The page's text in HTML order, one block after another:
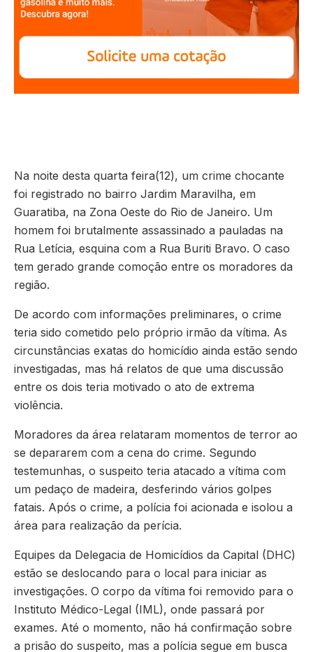
Na noite desta quarta feira(12), um crime chocante
foi registrado no bairro Jardim Maravilha, em
Guaratiba, na Zona Oeste do Rio de Janeiro. Um
homem foi brutalmente assassinado a pauladas na
Rua Letícia, esquina com a Rua Buriti Bravo. O caso
tem gerado grande comoção entre os moradores da
região.
De acordo com informações preliminares, o crime
teria sido cometido pelo próprio irmão da vítima. As
circunstâncias exatas do homicídio ainda estão sendo
investigadas, mas há relatos de que uma discussão
entre os dois teria motivado o ato de extrema
violência.
Moradores da área relataram momentos de terror ao
se depararem com a cena do crime. Segundo
testemunhas, o suspeito teria atacado a vítima com
um pedaço de madeira, desferindo vários golpes
fatais. Após o crime, a polícia foi acionada e isolou a
área para realização da perícia.
Equipes da Delegacia de Homicídios da Capital (DHC)
estão se deslocando para o local para iniciar as
investigações. O corpo da vítima foi removido para o
Instituto Médico-Legal (IML), onde passará por
exames. Até o momento, não há confirmação sobre
a prisão do suspeito, mas a polícia segue em busca